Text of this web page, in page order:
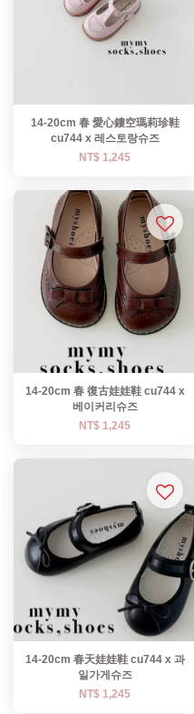
14-20cm 春 愛心鏤空瑪莉珍鞋
cu744 x 레스토랑슈즈
NT$ 1,245
14-20cm 春 復古娃娃鞋 cu744 x
베이커리슈즈
NT$ 1,245
14-20cm 春天娃娃鞋 cu744 x 과
일가게슈즈
NT$ 1,245